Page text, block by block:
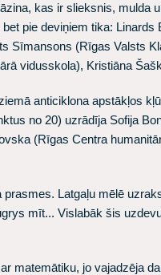
kas ir slieksnis,
pie deviņiem tika: Linards
Sīmansons (Rīgas Valsts
vidusskola), Kristiāna
anticiklona apstākļos
no 20) uzrādīja Sofija
(Rīgas Centra
Latgaļu mēlē
mīt... Vislabāk šis
matemātiku, jo vajadzēja